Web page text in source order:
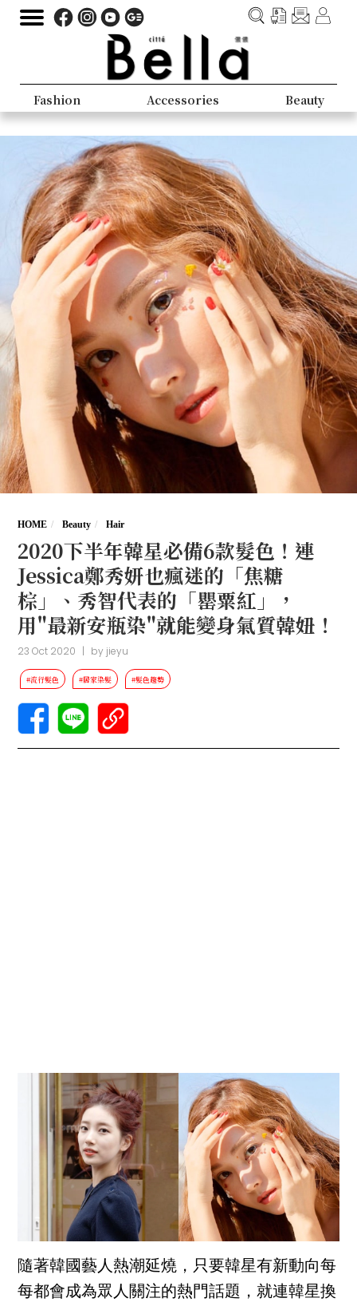
Fashion Accessories Beauty
HOME Beauty Hair
2020下半年韓星必備6款髮色！連
Jessica鄭秀妍也瘋迷的「焦糖
棕」、秀智代表的「罌粟紅」，
用"最新安瓶染"就能變身氣質韓妞！
23 Oct 2020 | by jieyu
#流行髮色 #居家染髮 #髮色趨勢
隨著韓國藝人熱潮延燒，只要韓星有新動向每
每都會成為眾人關注的熱門話題，就連韓星換